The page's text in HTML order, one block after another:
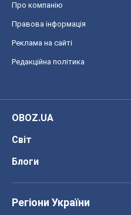
Про компанію
Правова інформація
Реклама на сайті
Редакційна політика
OBOZ.UA
Світ
Блоги
Регіони України